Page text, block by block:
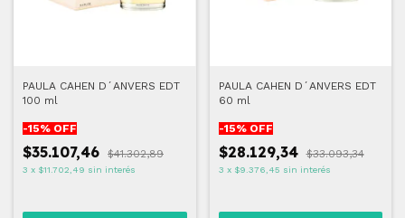
PAULA CAHEN D´ANVERS EDT
100 ml
-15% OFF
$35.107,46 $41.302,89
3 x $11.702,49 sin interés
PAULA CAHEN D´ANVERS EDT
60 ml
-15% OFF
$28.129,34 $33.093,34
3 x $9.376,45 sin interés